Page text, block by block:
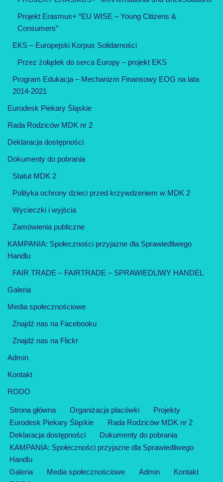
Projekt Erasmus+ “EU WISE – Young Citizens &
Consumers”
EKS – Europejski Korpus Solidarności
Przez żołądek do serca Europy – projekt EKS
Program Edukacja – Mechanizm Finansowy EOG na lata
2014-2021
Eurodesk Piekary Śląskie
Rada Rodziców MDK nr 2
Deklaracja dostępności
Dokumenty do pobrania
Statut MDK 2
Polityka ochrony dzieci przed krzywdzeniem w MDK 2
Wycieczki i wyjścia
Zamówienia publiczne
KAMPANIA: Społeczności przyjazne dla Sprawiedliwego
Handlu
FAIR TRADE – FAIRTRADE – SPRAWIEDLIWY HANDEL
Galeria
Media społecznościowe
Znajdź nas na Facebooku
Znajdź nas na Flickr
Admin
Kontakt
RODO
Strona główna Organizacja placówki
Projekty
Eurodesk Piekary Śląskie
Rada Rodziców MDK nr 2
Deklaracja dostępności
Dokumenty do pobrania
KAMPANIA: Społeczności przyjazne dla Sprawiedliwego
Handlu
Galeria
Media społecznościowe Admin
Kontakt